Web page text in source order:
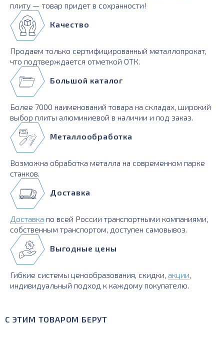
плиту — товар придет в сохранности!
Качество
Продаем только сертифицированный металлопрокат,
что подтверждается отметкой ОТК.
Большой каталог
Более 7000 наименований товара на складах, широкий
выбор плиты алюминиевой в наличии и под заказ.
Металлообработка
Возможна обработка металла на современном парке
станков.
Доставка
Доставка по всей России транспортными компаниями,
собственным транспортом, доступен самовывоз.
Выгодные цены
Гибкие системы ценообразования, скидки, акции,
индивидуальный подход к каждому покупателю.
С ЭТИМ ТОВАРОМ БЕРУТ